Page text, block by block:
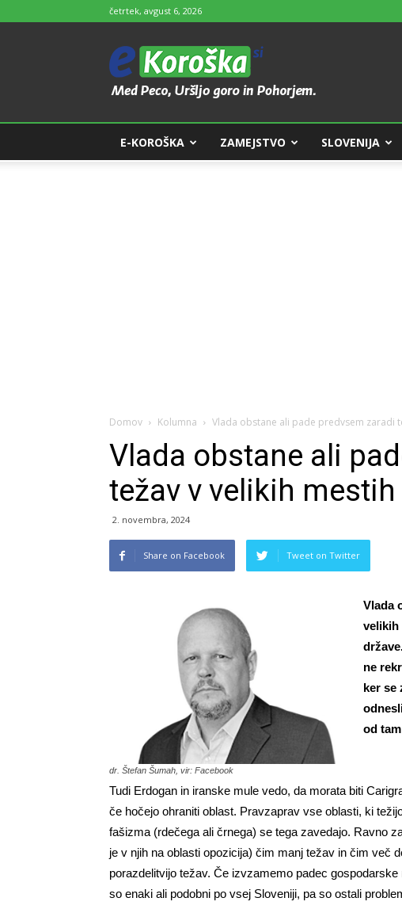
četrtek, avgust 6, 2026
e-
Koroška
E-KOROŠKA ZAMEJSTVO SLOVENIJA
Domov Kolumna Vlada obstane ali pade predvsem zaradi
Vlada obstane ali
težav v velikih mestih
2. novembra, 2024
Share on Facebook Tweet on Twitter
dr. Štefan Šumah, vir: Facebook
Vlada
velikih
ne
ker se
od
Tudi Erdogan in iranske mule vedo, da morata biti
če hočejo ohraniti oblast. Pravzaprav vse oblasti, ki
fašizma (rdečega ali črnega) se tega zavedajo. Ravno
je v njih na oblasti opozicija) čim manj težav in čim več
porazdelitvijo težav. Če izvzamemo padec
so enaki ali podobni po vsej Sloveniji, pa so ostali